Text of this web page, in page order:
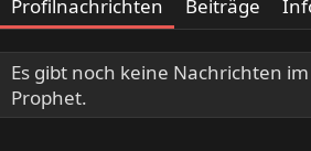
Profilnachrichten Beiträge
Es gibt noch keine Nachrichten
Prophet.